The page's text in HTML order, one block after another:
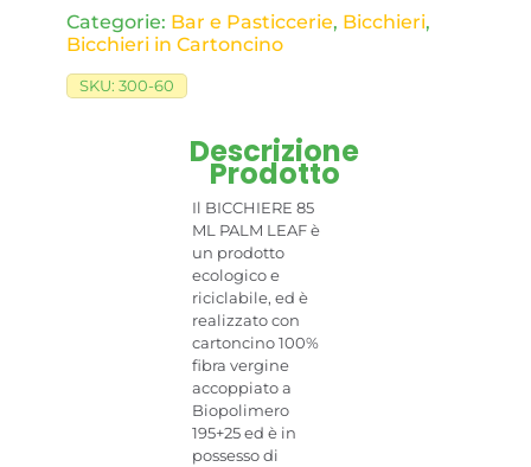
Categorie: Bar e Pasticcerie, Bicchieri,
Bicchieri in Cartoncino
SKU: 300-60
Descrizione
Prodotto
Il BICCHIERE 85
ML PALM LEAF è
un prodotto
ecologico e
riciclabile, ed è
realizzato con
cartoncino 100%
fibra vergine
accoppiato a
Biopolimero
195+25 ed è in
possesso di